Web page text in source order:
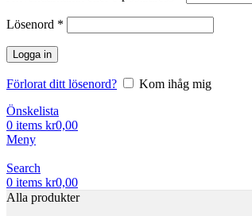
Lösenord *
Logga in
Förlorat ditt lösenord?
Kom ihåg mig
Önskelista
0 items kr0,00
Meny
Search
0 items kr0,00
Alla produkter